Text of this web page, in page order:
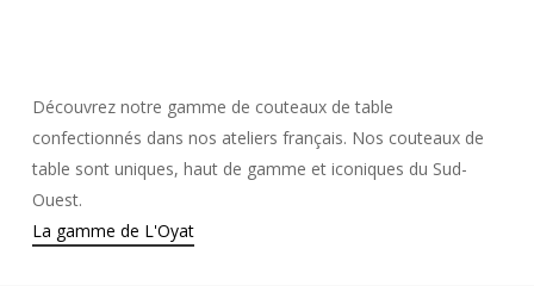
Découvrez notre gamme de couteaux de table
confectionnés dans nos ateliers français. Nos couteaux de
table sont uniques, haut de gamme et iconiques du Sud-
Ouest.
La gamme de L'Oyat